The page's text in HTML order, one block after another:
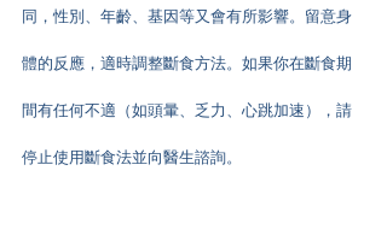
同，性別、年齡、基因等又會有所影響。留意身
體的反應，適時調整斷食方法。如果你在斷食期
間有任何不適（如頭暈、乏力、心跳加速），請
停止使用斷食法並向醫生諮詢。